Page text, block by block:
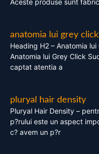
Aceste produse sunt
anatomia lui grey
Heading H2 – Anatomia
Anatomia lui Grey Click
captat atentia a
pluryal hair density
Pluryal Hair Density –
p?rului este un aspect
c? avem un p?r